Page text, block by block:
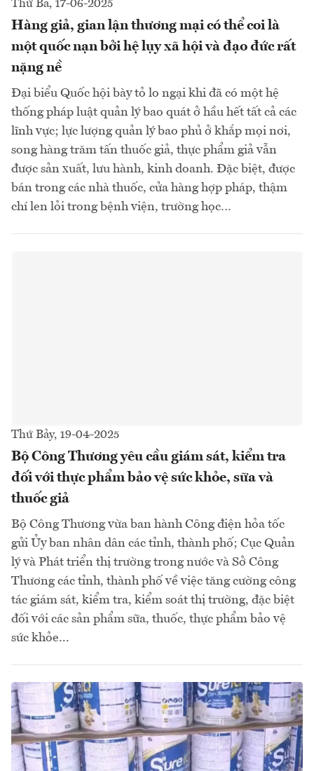
Thứ Ba, 17-06-2025
Hàng giả, gian lận thương mại có thể coi là
một quốc nạn bởi hệ lụy xã hội và đạo đức rất
nặng nề
Đại biểu Quốc hội bày tỏ lo ngại khi đã có một hệ
thống pháp luật quản lý bao quát ở hầu hết tất cả các
lĩnh vực; lực lượng quản lý bao phủ ở khắp mọi nơi,
song hàng trăm tấn thuốc giả, thực phẩm giả vẫn
được sản xuất, lưu hành, kinh doanh. Đặc biệt, được
bán trong các nhà thuốc, cửa hàng hợp pháp, thậm
chí len lỏi trong bệnh viện, trường học…
Thứ Bảy, 19-04-2025
Bộ Công Thương yêu cầu giám sát, kiểm tra
đối với thực phẩm bảo vệ sức khỏe, sữa và
thuốc giả
Bộ Công Thương vừa ban hành Công điện hỏa tốc
gửi Ủy ban nhân dân các tỉnh, thành phố; Cục Quản
lý và Phát triển thị trường trong nước và Sở Công
Thương các tỉnh, thành phố về việc tăng cường công
tác giám sát, kiểm tra, kiểm soát thị trường, đặc biệt
đối với các sản phẩm sữa, thuốc, thực phẩm bảo vệ
sức khỏe...